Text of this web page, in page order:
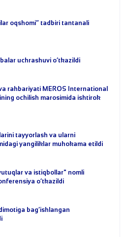
oqshomi” tadbiri tantanali
uchrashuvi o‘tkazildi
rahbariyati MEROS International
ochilish marosimida ishtirok
tayyorlash va ularni
yangiliklar muhokama etildi
va istiqbollar" nomli
o‘tkazildi
bag‘ishlangan